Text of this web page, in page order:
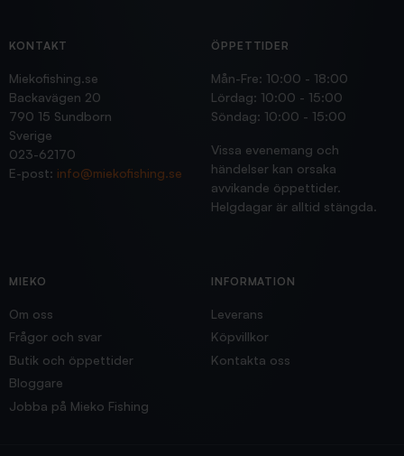
KONTAKT
Miekofishing.se
Backavägen 20
790 15 Sundborn
Sverige
023-62170
E-post: info@miekofishing.se
ÖPPETTIDER
Mån-Fre: 10:00 - 18:00
Lördag: 10:00 - 15:00
Söndag: 10:00 - 15:00
Vissa evenemang och
händelser kan orsaka
avvikande öppettider.
Helgdagar är alltid stängda.
MIEKO
Om oss
Frågor och svar
Butik och öppettider
Bloggare
Jobba på Mieko Fishing
INFORMATION
Leverans
Köpvillkor
Kontakta oss